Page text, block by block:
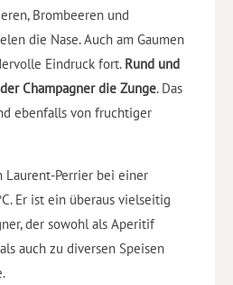
Brombeeren und
die Nase. Auch am Gaumen
Eindruck fort. Rund und
Champagner die Zunge. Das
ebenfalls von fruchtiger
Laurent-Perrier bei einer
Er ist ein überaus vielseitig
der sowohl als Aperitif
auch zu diversen Speisen